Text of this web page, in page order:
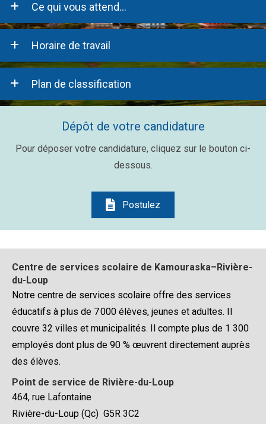
Ce qui vous attend...
Horaire de travail
Plan de classification
Dépôt de votre candidature
Pour déposer votre candidature, cliquez sur le bouton ci-
dessous.
Postulez
Centre de services scolaire de Kamouraska–Rivière-
du-Loup
Notre centre de services scolaire offre des services
éducatifs à plus de 7 000 élèves, jeunes et adultes. Il
couvre 32 villes et municipalités. Il compte plus de 1 300
employés dont plus de 90 % œuvrent directement auprès
des élèves.
Point de service de Rivière-du-Loup
464, rue Lafontaine
Rivière-du-Loup (Qc) G5R 3C2